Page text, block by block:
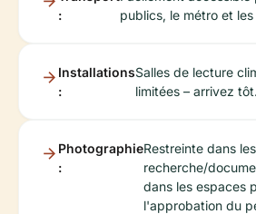
:
publics, le métro et
Installations
:
Salles de lecture
limitées – arrivez tôt.
Photographie
:
Restreinte dans
recherche/
dans les espaces
l'approbation du